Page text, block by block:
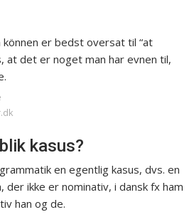
er bedst oversat til “at
at det er noget man har evnen til,
kasus?
en egentlig kasus, dvs. en
der ikke er nominativ, i dansk fx ham
han og de.